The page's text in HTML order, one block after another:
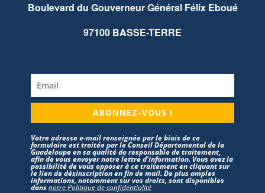
Boulevard du Gouverneur Général Félix Eboué
97100 BASSE-TERRE
ABONNEZ-VOUS !
Votre adresse e-mail renseignée par le biais de ce
formulaire est traitée par le Conseil Départemental de la
Guadeloupe en sa qualité de responsable de traitement,
afin de vous envoyer notre lettre d’information. Vous avez la
possibilité de vous opposer à ce traitement en cliquant sur
le lien de désinscription en fin de mail. De plus amples
informations, notamment sur vos droits, sont disponibles
dansnotre Politique de confidentialité